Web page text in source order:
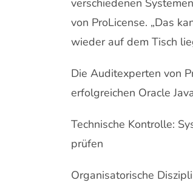
von ProLicense. „Das
wieder auf dem Tisch
Die Auditexperten von
erfolgreichen Oracle
Technische Kontrolle:
prüfen
Organisatorische